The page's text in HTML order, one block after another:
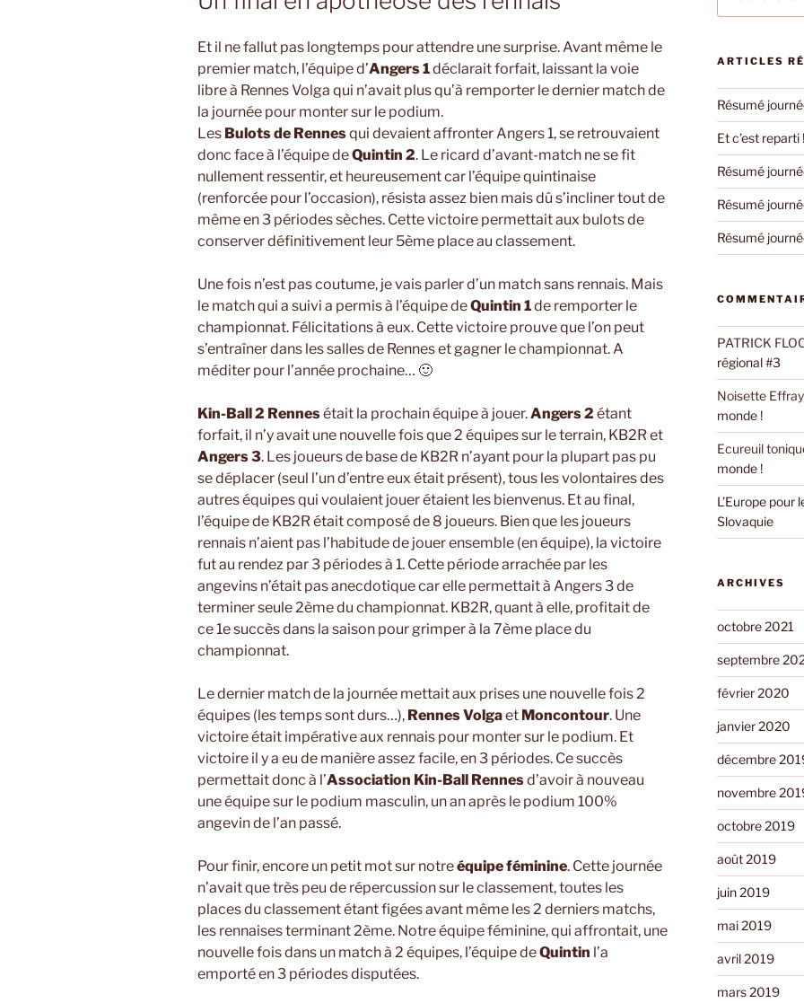
Et il ne fallut pas longtemps pour attendre une surprise. Avant même le
premier match, l’équipe d’Angers 1déclarait forfait, laissant la voie
libre à Rennes Volga qui n’avait plus qu’à remporter le dernier match de
la journée pour monter sur le podium.
Les Bulots de Rennesqui devaient affronter Angers 1, se retrouvaient
donc face à l’équipe deQuintin 2. Le ricard d’avant-match ne se fit
nullement ressentir, et heureusement car l’équipe quintinaise
(renforcée pour l’occasion), résista assez bien mais dû s’incliner tout de
même en 3 périodes sèches. Cette victoire permettait aux bulots de
conserver définitivement leur 5ème place au classement.
Une fois n’est pas coutume, je vais parler d’un match sans rennais. Mais
le match qui a suivi a permis à l’équipe deQuintin 1de remporter le
championnat. Félicitations à eux. Cette victoire prouve que l’on peut
s’entraîner dans les salles de Rennes et gagner le championnat. A
méditer pour l’année prochaine… 🙂
Kin-Ball 2 Rennesétait la prochain équipe à jouer.Angers 2 étant
forfait, il n’y avait une nouvelle fois que 2 équipes sur le terrain, KB2R et
Angers 3. Les joueurs de base de KB2R n’ayant pour la plupart pas pu
se déplacer (seul l’un d’entre eux était présent), tous les volontaires des
autres équipes qui voulaient jouer étaient les bienvenus. Et au final,
l’équipe de KB2R était composé de 8 joueurs. Bien que les joueurs
rennais n’aient pas l’habitude de jouer ensemble (en équipe), la victoire
fut au rendez par 3 périodes à 1. Cette période arrachée par les
angevins n’était pas anecdotique car elle permettait à Angers 3 de
terminer seule 2ème du championnat. KB2R, quant à elle, profitait de
ce 1e succès dans la saison pour grimper à la 7ème place du
championnat.
Le dernier match de la journée mettait aux prises une nouvelle fois 2
équipes (les temps sont durs…), Rennes Volgaet Moncontour. Une
victoire était impérative aux rennais pour monter sur le podium. Et
victoire il y a eu de manière assez facile, en 3 périodes. Ce succès
permettait donc à l’Association Kin-Ball Rennesd’avoir à nouveau
une équipe sur le podium masculin, un an après le podium 100%
angevin de l’an passé.
Pour finir, encore un petit mot sur notreéquipe féminine. Cette journée
n’avait que très peu de répercussion sur le classement, toutes les
places du classement étant figées avant même les 2 derniers matchs,
les rennaises terminant 2ème. Notre équipe féminine, qui affrontait, une
nouvelle fois dans un match à 2 équipes, l’équipe deQuintin l’a
emporté en 3 périodes disputées.
:
ARTICLES
Résumé
Et c’est reparti !
Résumé
Résumé
Résumé
PATRICK
régional #3
Noisette
monde !
Ecureuil
monde !
L’Europe pour
Slovaquie
ARCHIVES
octobre 2021
septembre
février 2020
janvier 2020
décembre
novembre
octobre 2019
août 2019
juin 2019
mai 2019
avril 2019
mars 2019